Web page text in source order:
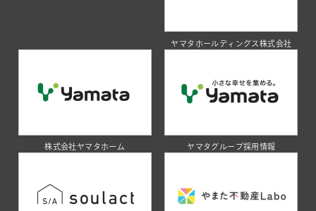
ヤマタホールディングス株式会社
株式会社ヤマタホーム ヤマタグループ採用情報